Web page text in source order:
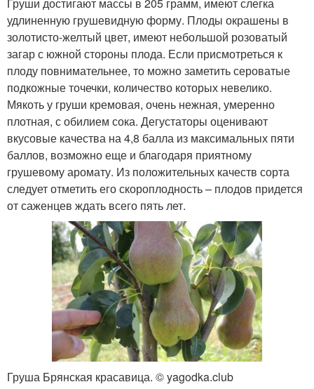
Груши достигают массы в 205 грамм, имеют слегка
удлиненную грушевидную форму. Плоды окрашены в
золотисто-желтый цвет, имеют небольшой розоватый
загар с южной стороны плода. Если присмотреться к
плоду повнимательнее, то можно заметить сероватые
подкожные точечки, количество которых невелико.
Мякоть у груши кремовая, очень нежная, умеренно
плотная, с обилием сока. Дегустаторы оценивают
вкусовые качества на 4,8 балла из максимальных пяти
баллов, возможно еще и благодаря приятному
грушевому аромату. Из положительных качеств сорта
следует отметить его скороплодность – плодов придется
от саженцев ждать всего пять лет.
Груша Брянская красавица. © yagodka.club